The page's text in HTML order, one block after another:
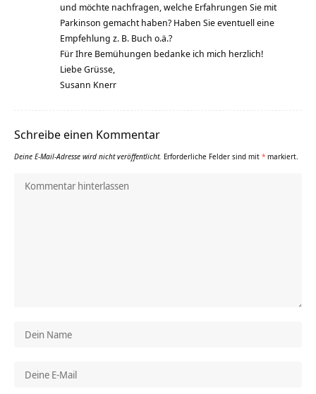
und möchte nachfragen, welche Erfahrungen Sie mit
Parkinson gemacht haben? Haben Sie eventuell eine
Empfehlung z. B. Buch o.ä.?
Für Ihre Bemühungen bedanke ich mich herzlich!
Liebe Grüsse,
Susann Knerr
Schreibe einen Kommentar
Deine E-Mail-Adresse wird nicht veröffentlicht. Erforderliche Felder sind mit * markiert.